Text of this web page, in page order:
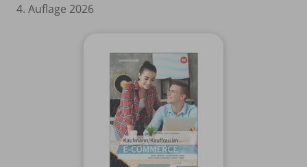
4. Auflage 2026